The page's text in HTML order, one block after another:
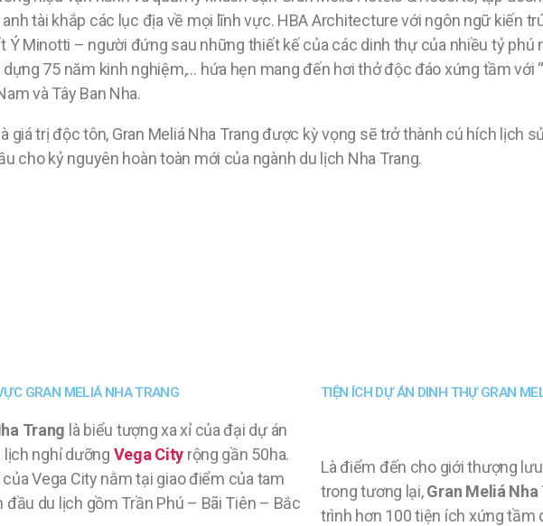
tài khắp các lục địa về mọi lĩnh vực. HBA Architecture với ngôn ngữ kiến
Ý Minotti – người đứng sau những thiết kế của các dinh thự của nhiều tỷ phú
75 năm kinh nghiệm,… hứa hẹn mang đến hơi thở độc đáo xứng tầm với
và Tây Ban Nha.
giá trị độc tôn, Gran Meliá Nha Trang được kỳ vọng sẽ trở thành cú hích lịch
cho kỷ nguyên hoàn toàn mới của ngành du lịch Nha Trang.
GRAN MELIÁ NHA TRANG
Trang là biểu tượng xa xỉ của đại dự án
lịch nghỉ dưỡng Vega City rộng gần 50ha.
của Vega City nằm tại giao điểm của tam
đầu du lịch gồm Trần Phú – Bãi Tiên – Bắc
TIỆN ÍCH DỰ ÁN DINH THỰ GRAN
Là điểm đến cho giới thượng
trong tương lại,Gran Meliá Nha
trình hơn 100 tiện ích xứng tầm